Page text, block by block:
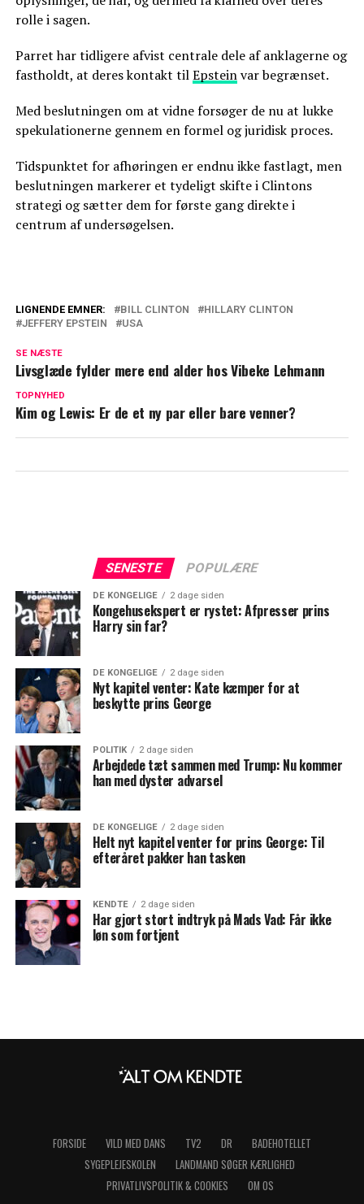
rolle i sagen.
Parret har tidligere afvist centrale dele af anklagerne og
fastholdt, at deres kontakt tilEpsteinvar begrænset.
Med beslutningen om at vidne forsøger de nu at lukke
spekulationerne gennem en formel og juridisk proces.
Tidspunktet for afhøringen er endnu ikke fastlagt, men
beslutningen markerer et tydeligt skifte i Clintons
strategi og sætter dem for første gang direkte i
centrum af undersøgelsen.
30 år efter skandalen: Monica Lewinsky
Clinton
krig mod forfatter
LIGNENDE EMNER: BILL CLINTON
HILLARY CLINTON
JEFFERY EPSTEIN
USA
SE NÆSTE
Livsglæde fylder mere end alder hos Vibeke Lehmann
TOPNYHED
Kim og Lewis: Er de et ny par eller bare venner?
SENESTE POPULÆRE
DE KONGELIGE 2 dage siden
Kongehusekspert er rystet: Afpresser prins
Harry sin far?
DE KONGELIGE 2 dage siden
Nyt kapitel venter: Kate kæmper for at
beskytte prins George
POLITIK 2 dage siden
Arbejdede tæt sammen med Trump: Nu kommer
han med dyster advarsel
DE KONGELIGE 2 dage siden
Helt nyt kapitel venter for prins George: Til
efteråret pakker han tasken
KENDTE 2 dage siden
Har gjort stort indtryk på Mads Vad: Får ikke
løn som fortjent
FORSIDE VILD MED DANS TV2 DR
BADEHOTELLET
SYGEPLEJESKOLEN
LANDMAND SØGER KÆRLIGHED
PRIVATLIVSPOLITIK & COOKIES
OM OS